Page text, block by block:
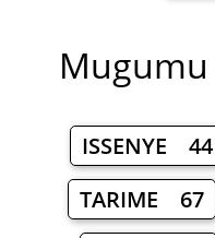
ISSENYE 44
TARIME 67